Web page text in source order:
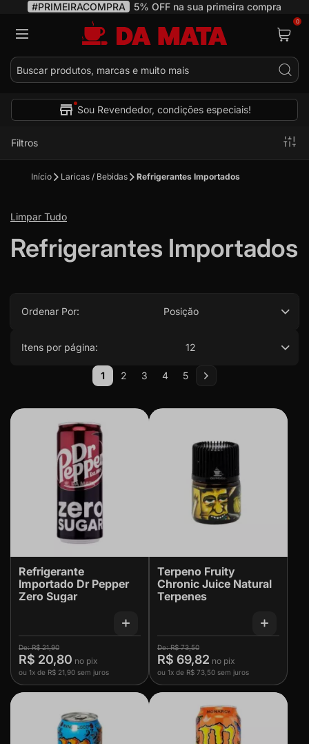
5% OFF na sua primeira compra Até 3x
0
Sou Revendedor, condições especiais!
Refrigerantes Importados
Ordenar Por: Posição
Itens por página: 12
Página
Você esta lendo a pagina
1 Página
2 Página
3 Página
4 Página
5 Página
Próximo
Refrigerante
Importado Dr Pepper
Zero Sugar
R$ 21,90
R$ 20,80
ou 1x de R$ 21,90 sem juros
Terpeno Fruity
Chronic Juice Natural
Terpenes
R$ 73,50
R$ 69,82
ou 1x de R$ 73,50 sem juros
Início Laricas / Bebidas Refrigerantes Importados
Limpar Tudo
Filtros